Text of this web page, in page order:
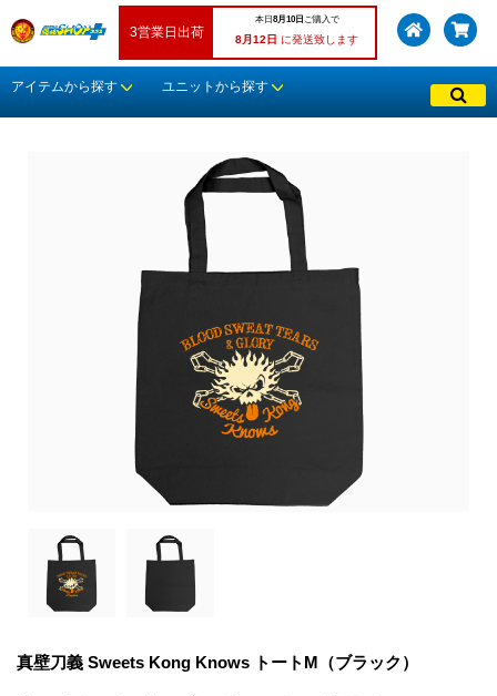
3営業日出荷
本日 8月10日 ご購入で
8月12日 に発送致します
アイテムから探す ユニットから探す
真壁刀義 Sweets Kong Knows トートM（ブラック）